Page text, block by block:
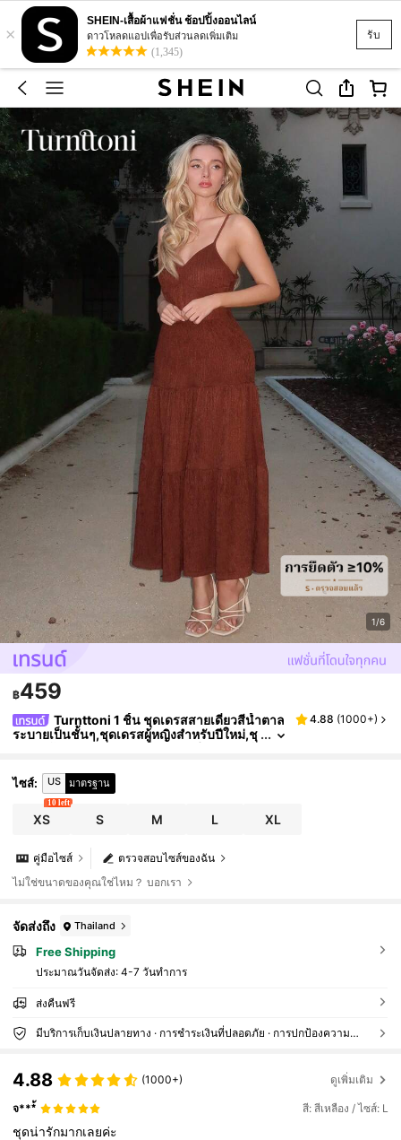
รับ
×
SHEIN-เสื้อผ้าแฟชั่น ช้อปปิ้งออนไลน์
ดาวโหลดแอปเพื่อรับส่วนลดเพิ่มเติม
(1,345)
1/6
฿459
Turnttoni 1 ชิ้น ชุดเดรสสายเดี่ยวสีน้ำตาล
ระบายเป็นชั้นๆ,ชุดเดรสผู้หญิงสำหรับปีใหม่,ชุ
รับผู้หญิง,ชุดเดรสฤดูร้อนสำหรับงานปาร์ตี้ของผู้หญิ
ง
4.88 (1000+)
ไซส์: US มาตรฐาน
XS
10 left
S M L XL
ตรวจสอบไซส์ของฉัน
คู่มือไซส์
ไม่ใช่ขนาดของคุณใช่ไหม？ บอกเรา
จัดส่งถึง Thailand
Free Shipping
ประมาณวันจัดส่ง: 4-7 วันทำการ
ส่งคืนฟรี
มีบริการเก็บเงินปลายทาง · การชำระเงินที่ปลอดภัย · การปกป้องความเป็นส่วนตัว
4.88 (1000+) ดูเพิ่มเติม
จ***้ สี: สีเหลือง / ไซส์: L
ชุดน่ารักมากเลยค่ะ